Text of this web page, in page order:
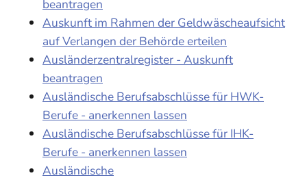
beantragen
Auskunft im Rahmen der Geldwäscheaufsicht
auf Verlangen der Behörde erteilen
Ausländerzentralregister - Auskunft
beantragen
Ausländische Berufsabschlüsse für HWK-
Berufe - anerkennen lassen
Ausländische Berufsabschlüsse für IHK-
Berufe - anerkennen lassen
Ausländische